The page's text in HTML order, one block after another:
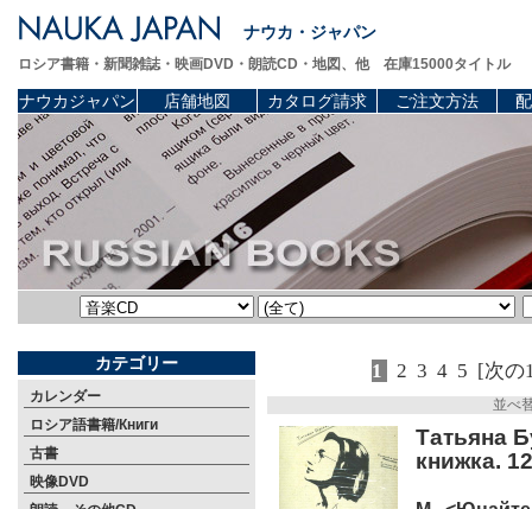
ナウカ・ジャパン
ロシア書籍・新聞雑誌・映画DVD・朗読CD・地図、他 在庫15000タイトル
ナウカジャパン 店舗地図 カタログ請求 ご注文方法
カテゴリー
カレンダー
ロシア語書籍/Книги
古書
映像DVD
1 2 3 4 5 [次の
並べ
Татьяна
книжка.